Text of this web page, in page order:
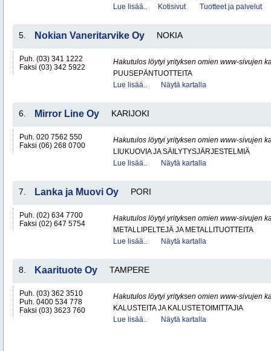
Lue lisää..
Kotisivut Tuotteet ja palvelut
5. Nokian Vaneritarvike Oy NOKIA
Puh. (03) 341 1222
Faksi (03) 342 5922
Hakutulos löytyi yrityksen omien www-sivujen
PUUSEPÄNTUOTTEITA
Lue lisää..
Näytä kartalla
6. Mirror Line Oy KARIJOKI
Puh. 020 7562 550
Faksi (06) 268 0700
Hakutulos löytyi yrityksen omien www-sivujen
LIUKUOVIA JA SÄILYTYSJÄRJESTELMIÄ
Lue lisää..
Näytä kartalla
7. Lanka ja Muovi Oy PORI
Puh. (02) 634 7700
Faksi (02) 647 5754
Hakutulos löytyi yrityksen omien www-sivujen
METALLIPELTEJÄ JA METALLITUOTTEITA
Lue lisää..
Näytä kartalla
8. Kaarituote Oy TAMPERE
Puh. (03) 362 3510
Puh. 0400 534 778
Faksi (03) 3623 760
Hakutulos löytyi yrityksen omien www-sivujen
KALUSTEITA JA KALUSTETOIMITTAJIA
Lue lisää..
Näytä kartalla